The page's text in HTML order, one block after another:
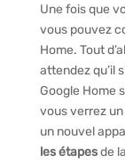
Une fois que
vous pouvez
Home. Tout
attendez qu’il
Google Home
vous verrez
un nouvel
les étapesde